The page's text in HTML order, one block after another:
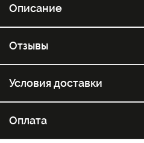
Описание
Отзывы
Условия доставки
Оплата